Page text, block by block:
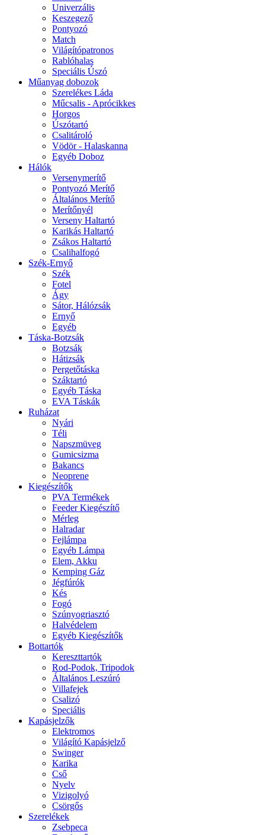
Univerzális
Keszegező
Pontyozó
Match
Világítópatronos
Rablóhalas
Speciális Úszó
Műanyag dobozok
Szerelékes Láda
Műcsalis - Aprócikkes
Horgos
Úszótartó
Csalitároló
Vödör - Halaskanna
Egyéb Doboz
Hálók
Versenymerítő
Pontyozó Merítő
Általános Merítő
Merítőnyél
Verseny Haltartó
Karikás Haltartó
Zsákos Haltartó
Csalihalfogó
Szék-Ernyő
Szék
Fotel
Ágy
Sátor, Hálózsák
Ernyő
Egyéb
Táska-Botzsák
Botzsák
Hátizsák
Pergetőtáska
Száktartó
Egyéb Táska
EVA Táskák
Ruházat
Nyári
Téli
Napszmüveg
Gumicsizma
Bakancs
Neoprene
Kiegészítők
PVA Termékek
Feeder Kiegészítő
Mérleg
Halradar
Fejlámpa
Egyéb Lámpa
Elem, Akku
Kemping Gáz
Jégfúrók
Kés
Fogó
Szúnyogriasztó
Halvédelem
Egyéb Kiegészítők
Bottartók
Kereszttartók
Rod-Podok, Tripodok
Általános Leszúró
Villafejek
Csalizó
Speciális
Kapásjelzők
Elektromos
Világító Kapásjelző
Swinger
Karika
Cső
Nyelv
Vizigolyó
Csörgős
Szerelékek
Zsebpeca